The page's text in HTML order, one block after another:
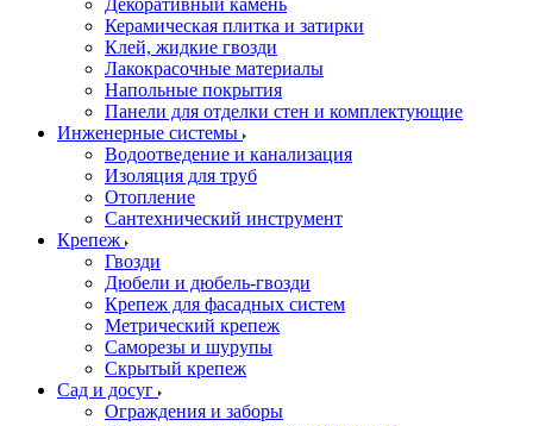
Декоративный камень
Керамическая плитка и затирки
Клей, жидкие гвозди
Лакокрасочные материалы
Напольные покрытия
Панели для отделки стен и комплектующие
Инженерные системы
Водоотведение и канализация
Изоляция для труб
Отопление
Сантехнический инструмент
Крепеж
Гвозди
Дюбели и дюбель-гвозди
Крепеж для фасадных систем
Метрический крепеж
Саморезы и шурупы
Скрытый крепеж
Сад и досуг
Ограждения и заборы